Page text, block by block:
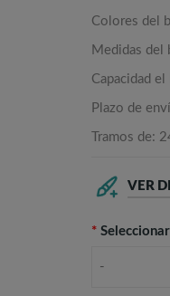
Colores del
Medidas del
Capacidad
Plazo de
Tramos de:
VER
*
-